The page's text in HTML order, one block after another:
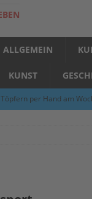
ALLGEMEIN
KUNST
Töpfern per Hand am